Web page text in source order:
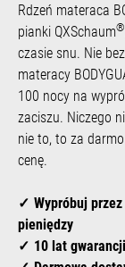
Rdzeń materaca
pianki QXSchaum®
czasie snu. Nie
materacy
100 nocy na
zaciszu. Niczego
nie to, to za
cenę.
Wypróbuj
pieniędzy
10 lat